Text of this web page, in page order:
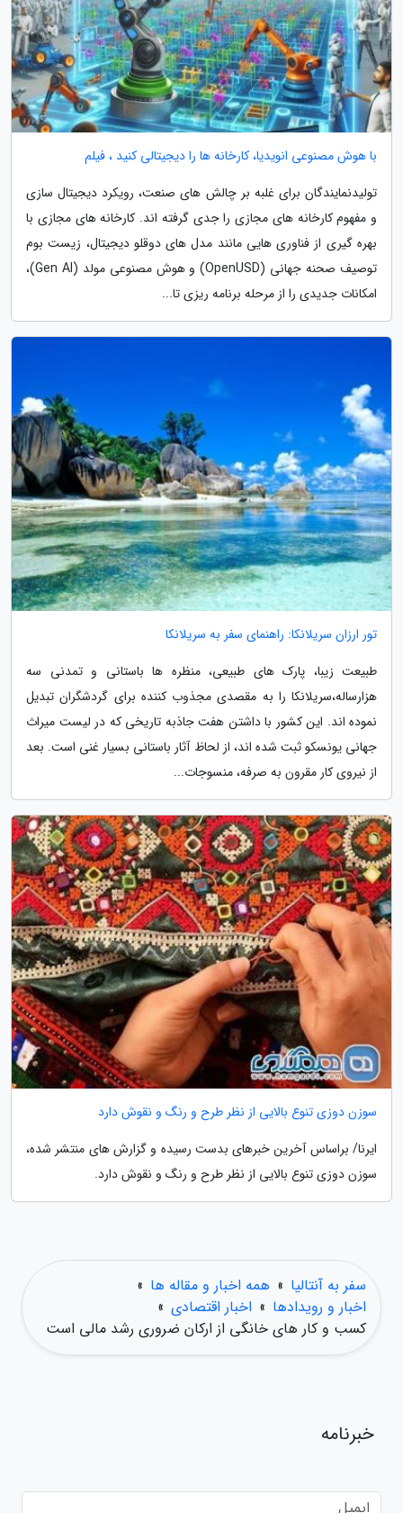
با هوش مصنوعی انویدیا، کارخانه ها را دیجیتالی کنید ، فیلم
تولیدنمایندگان برای غلبه بر چالش های صنعت، رویکرد دیجیتال سازی
و مفهوم کارخانه های مجازی را جدی گرفته اند. کارخانه های مجازی با
بهره گیری از فناوری هایی مانند مدل های دوقلو دیجیتال، زیست بوم
توصیف صحنه جهانی (OpenUSD) و هوش مصنوعی مولد (Gen AI)،
امکانات جدیدی را از مرحله برنامه ریزی تا...
تور ارزان سریلانکا: راهنمای سفر به سریلانکا
طبیعت زیبا، پارک های طبیعی، منظره ها باستانی و تمدنی سه
هزارساله،سریلانکا را به مقصدی مجذوب کننده برای گردشگران تبدیل
نموده اند. این کشور با داشتن هفت جاذبه تاریخی که در لیست میراث
جهانی یونسکو ثبت شده اند، از لحاظ آثار باستانی بسیار غنی است. بعد
از نیروی کار مقرون به صرفه، منسوجات...
سوزن دوزی تنوع بالایی از نظر طرح و رنگ و نقوش دارد
ایرنا/ براساس آخرین خبرهای بدست رسیده و گزارش های منتشر شده،
سوزن دوزی تنوع بالایی از نظر طرح و رنگ و نقوش دارد.
سفر به آنتالیا » همه اخبار و مقاله ها »
اخبار و رویدادها » اخبار اقتصادی »
کسب و کار های خانگی از ارکان ضروری رشد مالی است
خبرنامه